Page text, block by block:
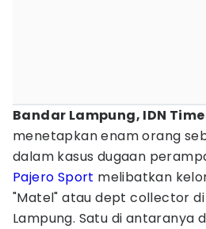
Bandar Lampung, IDN
menetapkan enam orang
dalam kasus dugaan
Pajero Sport melibatkan
"Matel" atau dept collector
Lampung. Satu di antaranya